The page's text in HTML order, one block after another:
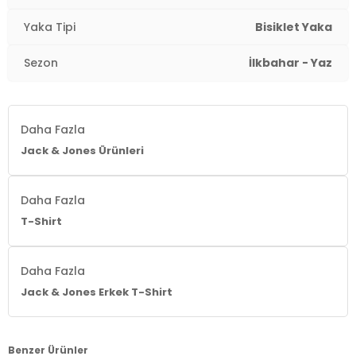
Yaka Tipi Bisiklet Yaka
Sezon İlkbahar - Yaz
Daha Fazla
Jack & Jones Ürünleri
Daha Fazla
T-Shirt
Daha Fazla
Jack & Jones Erkek T-Shirt
Benzer Ürünler